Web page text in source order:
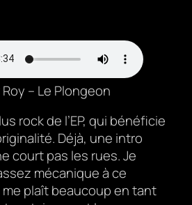
– Le Plongeon
rock de l’EP, qui bénéficie
Déjà, une intro
court pas les rues. Je
mécanique à ce
plaît beaucoup en tant